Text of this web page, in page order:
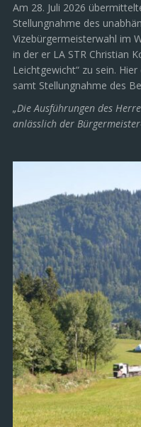
Am 28. Juli 2026
Stellungnahme des
Vizebürgermeisterwahl im
in der er LA STR Christian
Leichtgewicht“ zu sein.
samt Stellungnahme des
„Die Ausführungen des
anlässlich der